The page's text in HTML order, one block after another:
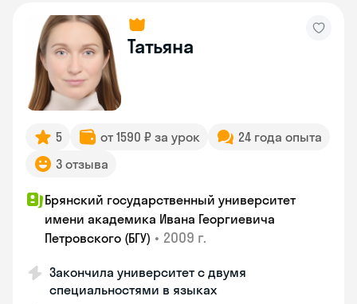
Татьяна
5 от 1590 ₽ за урок
24 года опыта
3 отзыва
Брянский государственный университет
имени академика Ивана Георгиевича
Петровского (БГУ) • 2009 г.
Закончила университет с двумя
специальностями в языках